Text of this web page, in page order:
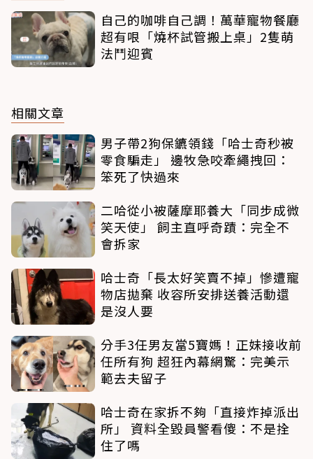
自己的咖啡自己調！萬華寵物餐廳
超有哏「燒杯試管搬上桌」2隻萌
法鬥迎賓
相關文章
男子帶2狗保鑣領錢「哈士奇秒被
零食騙走」 邊牧急咬牽繩拽回：
笨死了快過來
二哈從小被薩摩耶養大「同步成微
笑天使」 飼主直呼奇蹟：完全不
會拆家
哈士奇「長太好笑賣不掉」慘遭寵
物店拋棄 收容所安排送養活動還
是沒人要
分手3任男友當5寶媽！正妹接收前
任所有狗 超狂內幕網驚：完美示
範去夫留子
哈士奇在家拆不夠「直接炸掉派出
所」 資料全毀員警看傻：不是拴
住了嗎